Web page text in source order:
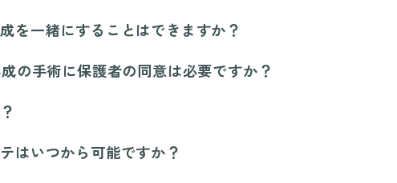
を一緒にすることはできますか？
の手術に保護者の同意は必要ですか？
はいつから可能ですか？